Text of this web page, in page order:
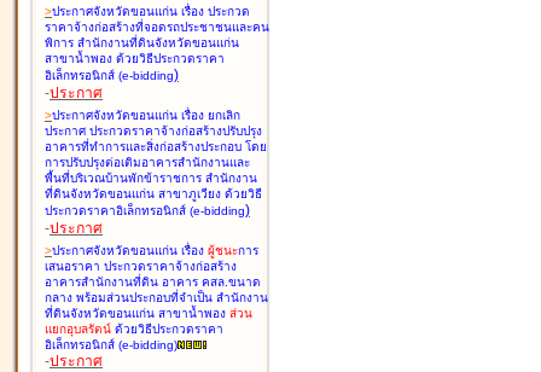
>ประกาศจังหวัดขอนแก่น เรื่อง ประกวด
ราคาจ้างก่อสร้างที่จอดรถประชาชนและคน
พิการ สำนักงานที่ดินจังหวัดขอนแก่น
สาขาน้ำพอง ด้วยวิธีประกวดราคา
อิเล็กทรอนิกส์ (e-bidding)
-ประกาศ
>ประกาศจังหวัดขอนแก่น เรื่อง ยกเลิก
ประกาศ ประกวดราคาจ้างก่อสร้างปรับปรุง
อาคารที่ทำการและสิ่งก่อสร้างประกอบ โดย
การปรับปรุงต่อเติมอาคารสำนักงานและ
พื้นที่บริเวณบ้านพักข้าราชการ สำนักงาน
ที่ดินจังหวัดขอนแก่น สาขาภูเวียง ด้วยวิธี
ประกวดราคาอิเล็กทรอนิกส์ (e-bidding)
-ประกาศ
>ประกาศจังหวัดขอนแก่น เรื่อง ผู้ชนะการ
เสนอราคา ประกวดราคาจ้างก่อสร้าง
อาคารสำนักงานที่ดิน อาคาร คสล.ขนาด
กลาง พร้อมส่วนประกอบที่จำเป็น สำนักงาน
ที่ดินจังหวัดขอนแก่น สาขาน้ำพอง ส่วน
แยกอุบลรัตน์ ด้วยวิธีประกวดราคา
อิเล็กทรอนิกส์ (e-bidding)
-ประกาศ